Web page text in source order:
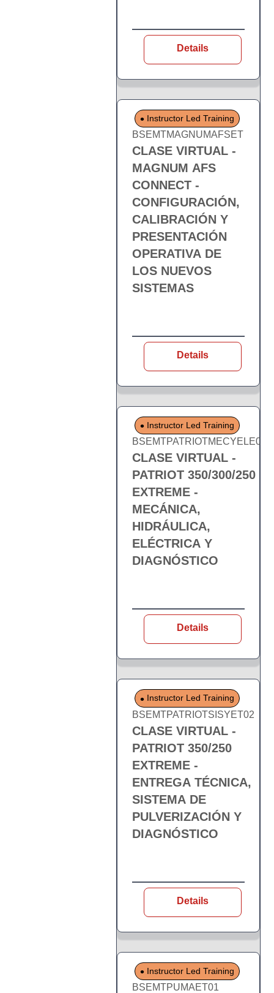
Details
Instructor Led Training
BSEMTMAGNUMAFSET
CLASE VIRTUAL -
MAGNUM AFS
CONNECT -
CONFIGURACIÓN,
CALIBRACIÓN Y
PRESENTACIÓN
OPERATIVA DE
LOS NUEVOS
SISTEMAS
Details
Instructor Led Training
BSEMTPATRIOTMECYELE03
CLASE VIRTUAL -
PATRIOT 350/300/250
EXTREME -
MECÁNICA,
HIDRÁULICA,
ELÉCTRICA Y
DIAGNÓSTICO
Details
Instructor Led Training
BSEMTPATRIOTSISYET02
CLASE VIRTUAL -
PATRIOT 350/250
EXTREME -
ENTREGA TÉCNICA,
SISTEMA DE
PULVERIZACIÓN Y
DIAGNÓSTICO
Details
Instructor Led Training
BSEMTPUMAET01